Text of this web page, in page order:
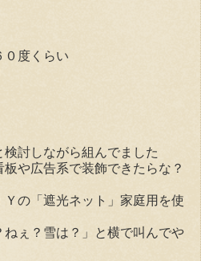
０度くらい
討しながら組んでました
や広告系で装飾できたらな？
の「遮光ネット」家庭用を使
ねぇ？雪は？」と横で叫んでや